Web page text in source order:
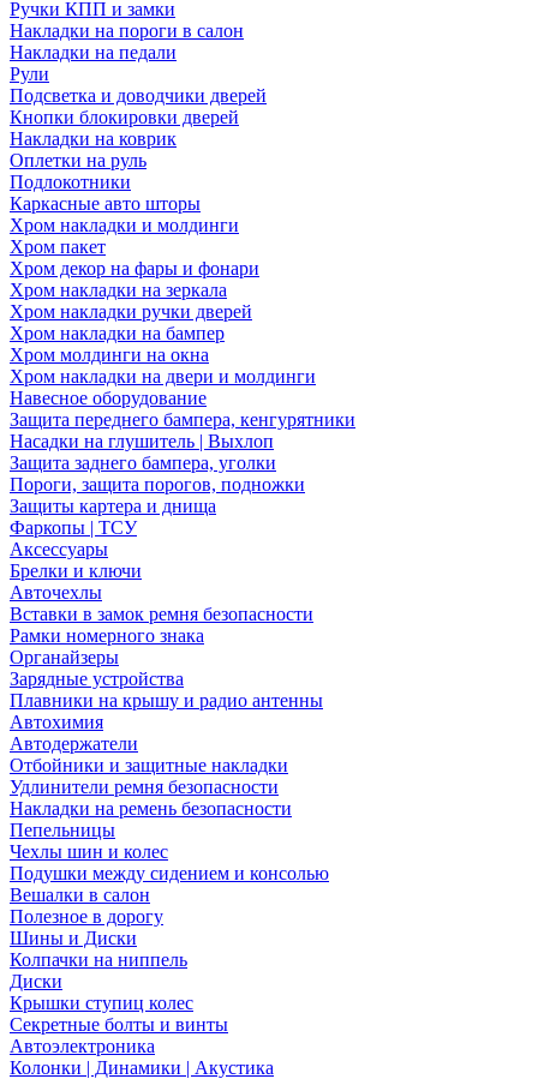
Ручки КПП и замки
Накладки на пороги в салон
Накладки на педали
Рули
Подсветка и доводчики дверей
Кнопки блокировки дверей
Накладки на коврик
Оплетки на руль
Подлокотники
Каркасные авто шторы
Хром накладки и молдинги
Хром пакет
Хром декор на фары и фонари
Хром накладки на зеркала
Хром накладки ручки дверей
Хром накладки на бампер
Хром молдинги на окна
Хром накладки на двери и молдинги
Навесное оборудование
Защита переднего бампера, кенгурятники
Насадки на глушитель | Выхлоп
Защита заднего бампера, уголки
Пороги, защита порогов, подножки
Защиты картера и днища
Фаркопы | ТСУ
Аксессуары
Брелки и ключи
Авточехлы
Вставки в замок ремня безопасности
Рамки номерного знака
Органайзеры
Зарядные устройства
Плавники на крышу и радио антенны
Автохимия
Автодержатели
Отбойники и защитные накладки
Удлинители ремня безопасности
Накладки на ремень безопасности
Пепельницы
Чехлы шин и колес
Подушки между сидением и консолью
Вешалки в салон
Полезное в дорогу
Шины и Диски
Колпачки на ниппель
Диски
Крышки ступиц колес
Секретные болты и винты
Автоэлектроника
Колонки | Динамики | Акустика